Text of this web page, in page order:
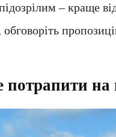
– краще
на